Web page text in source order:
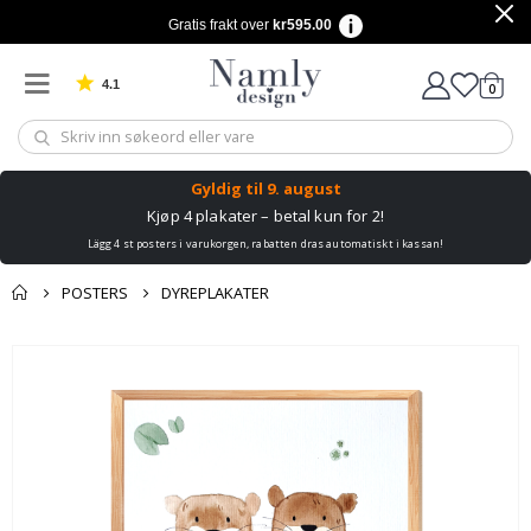
Gratis frakt over kr595.00
4.1 Basert på 1032 stemmer 0varer
Gyldig til 9. august
Kjøp 4 plakater – betal kun for 2!
Lägg 4 st posters i varukorgen, rabatten dras automatiskt i kassan!
POSTERS DYREPLAKATER
produkter